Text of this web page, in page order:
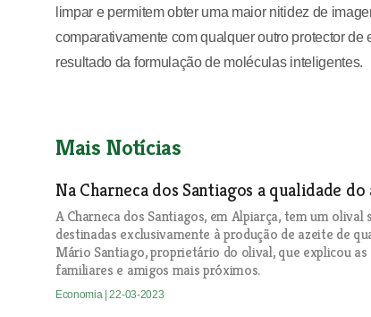
limpar e permitem obter uma maior nitidez de
comparativamente com qualquer outro protector
resultado da formulação de moléculas inteligentes.
Mais Notícias
Na Charneca dos Santiagos a qualidade
A Charneca dos Santiagos, em Alpiarça, tem um
destinadas exclusivamente à produção de azeite de
Mário Santiago, proprietário do olival, que explicou
familiares e amigos mais próximos.
Economia | 22-03-2023